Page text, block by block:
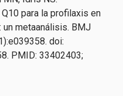
para la profilaxis en
un metaanálisis. BMJ
doi:
PMID: 33402403;